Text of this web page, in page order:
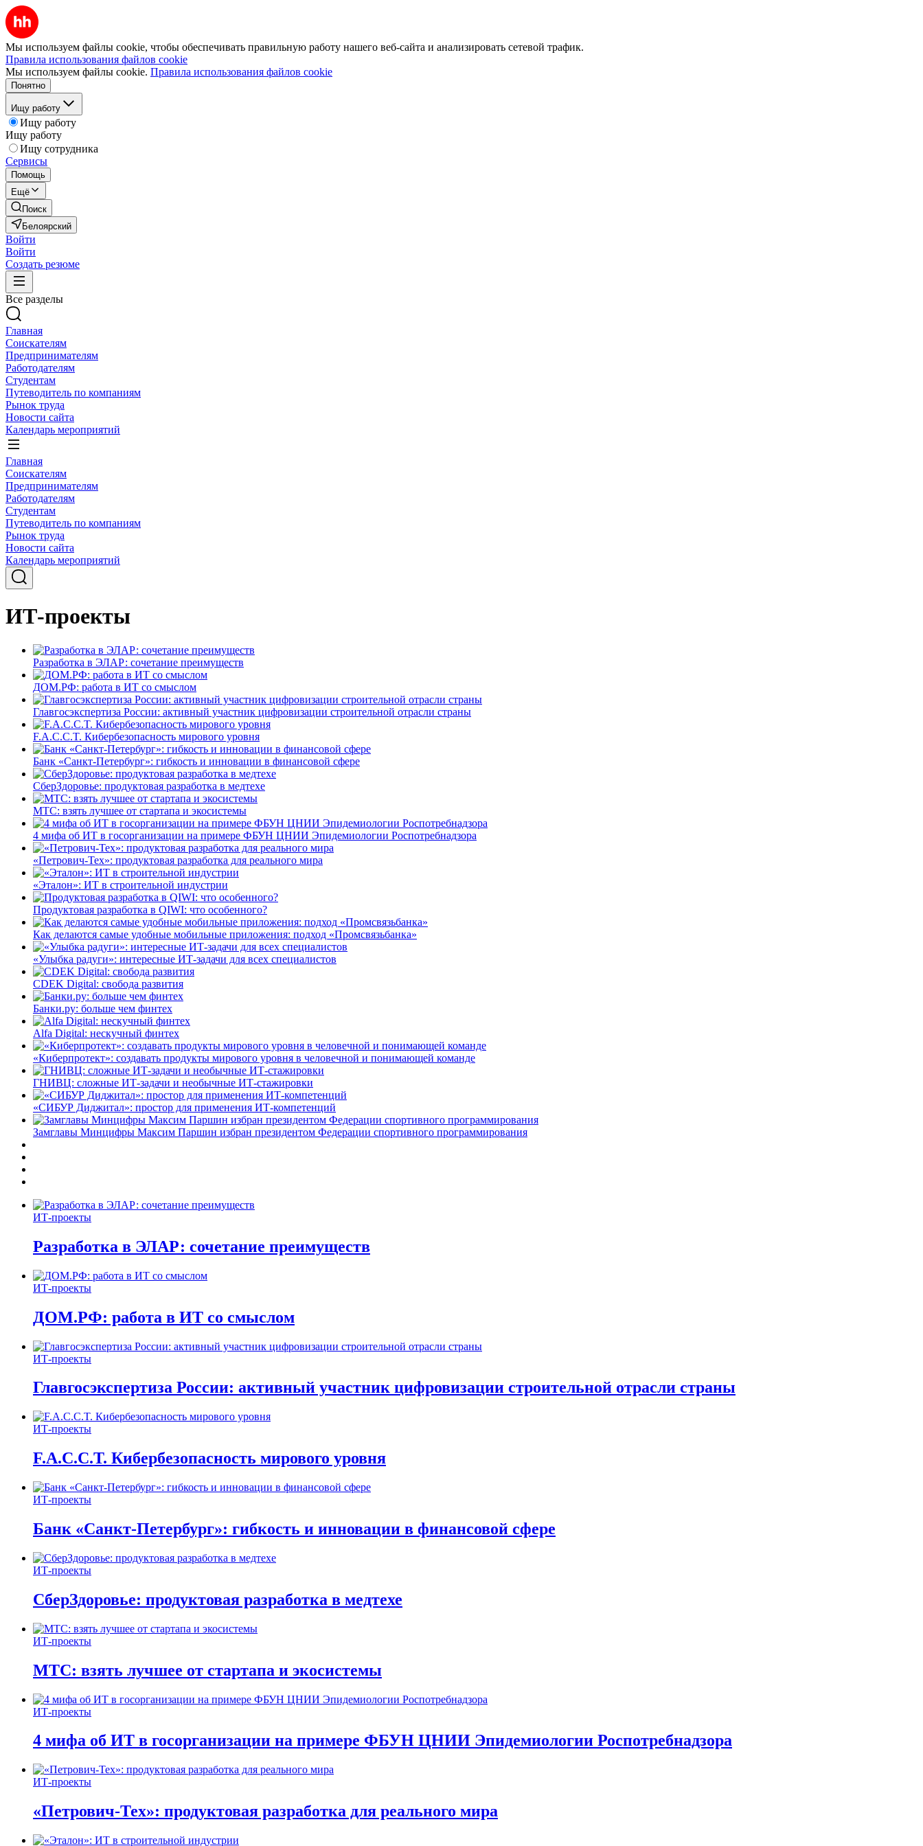
Мы используем файлы cookie, чтобы обеспечивать правильную работу нашего веб-сайта и анализировать сетевой трафик.
Правила использования файлов cookie
Мы используем файлы cookie. Правила использования файлов cookie
Понятно
Ищу работу
Ищу работу
Ищу работу
Ищу сотрудника
Сервисы
Помощь
Ещё
Поиск
Белоярский
Войти
Войти
Создать резюме
Все разделы
Главная
Соискателям
Предпринимателям
Работодателям
Студентам
Путеводитель по компаниям
Рынок труда
Новости сайта
Календарь мероприятий
Главная
Соискателям
Предпринимателям
Работодателям
Студентам
Путеводитель по компаниям
Рынок труда
Новости сайта
Календарь мероприятий
ИТ-проекты
Разработка в ЭЛАР: сочетание преимуществ
ДОМ.РФ: работа в ИТ со смыслом
Главгосэкспертиза России: активный участник цифровизации строительной отрасли страны
F.A.C.C.T. Кибербезопасность мирового уровня
Банк «Санкт-Петербург»: гибкость и инновации в финансовой сфере
СберЗдоровье: продуктовая разработка в медтехе
МТС: взять лучшее от стартапа и экосистемы
4 мифа об ИТ в госорганизации на примере ФБУН ЦНИИ Эпидемиологии Роспотребнадзора
«Петрович-Тех»: продуктовая разработка для реального мира
«Эталон»: ИТ в строительной индустрии
Продуктовая разработка в QIWI: что особенного?
Как делаются самые удобные мобильные приложения: подход «Промсвязьбанка»
«Улыбка радуги»: интересные ИТ-задачи для всех специалистов
CDEK Digital: свобода развития
Банки.ру: больше чем финтех
Alfa Digital: нескучный финтех
«Киберпротект»: создавать продукты мирового уровня в человечной и понимающей команде
ГНИВЦ: сложные ИТ‑задачи и необычные ИТ‑стажировки
«СИБУР Диджитал»: простор для применения ИТ-компетенций
Замглавы Минцифры Максим Паршин избран президентом Федерации спортивного программирования
ИТ-проекты
Разработка в ЭЛАР: сочетание преимуществ
ИТ-проекты
ДОМ.РФ: работа в ИТ со смыслом
ИТ-проекты
Главгосэкспертиза России: активный участник цифровизации строительной отрасли страны
ИТ-проекты
F.A.C.C.T. Кибербезопасность мирового уровня
ИТ-проекты
Банк «Санкт-Петербург»: гибкость и инновации в финансовой сфере
ИТ-проекты
СберЗдоровье: продуктовая разработка в медтехе
ИТ-проекты
МТС: взять лучшее от стартапа и экосистемы
ИТ-проекты
4 мифа об ИТ в госорганизации на примере ФБУН ЦНИИ Эпидемиологии Роспотребнадзора
ИТ-проекты
«Петрович-Тех»: продуктовая разработка для реального мира